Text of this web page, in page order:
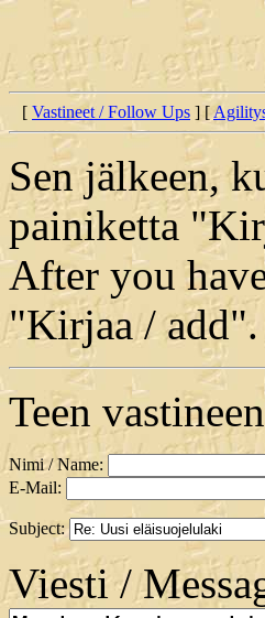
[ Vastineet / Follow Ups ] [
Sen jälkeen,
painiketta
After you
"Kirjaa / add".
Teen vastineen
Nimi / Name:
E-Mail:
Subject:
Viesti /